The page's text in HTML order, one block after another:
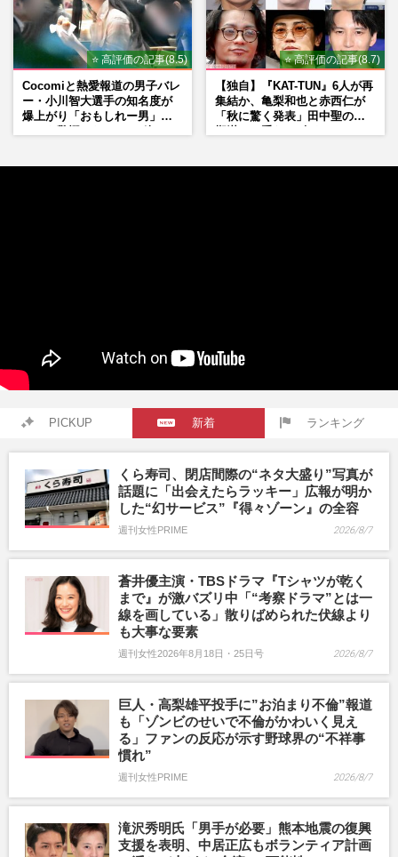
⭐ 高評価の記事(8.5)
Cocomiと熱愛報道の男子バレ
ー・小川智大選手の知名度が
爆上がり「おもしれー男」フ
⭐ 高評価の記事(8.7)
【独自】『KAT-TUN』6人が再
集結か、亀梨和也と赤西仁が
「秋に驚く発表」田中聖の刑
PICKUP 新着 ランキング
くら寿司、閉店間際の“ネタ大盛り”写真が
話題に「出会えたらラッキー」広報が明か
した“幻サービス”『得々ゾーン』の全容
週刊女性PRIME 2026/8/7
蒼井優主演・TBSドラマ『Tシャツが乾く
まで』が激バズリ中「“考察ドラマ”とは一
線を画している」散りばめられた伏線より
も大事な要素
週刊女性2026年8月18日・25日号 2026/8/7
巨人・高梨雄平投手に”お泊まり不倫”報道
も「ゾンビのせいで不倫がかわいく見え
る」ファンの反応が示す野球界の“不祥事
慣れ”
週刊女性PRIME 2026/8/7
滝沢秀明氏「男手が必要」熊本地震の復興
支援を表明、中居正広もボランティア計画